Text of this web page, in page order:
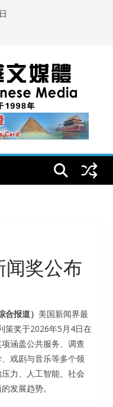
虫” 引发新闻与科技界激
声明
：加拿大茶艺师邓岚月
奖公布
报道） 美国新闻界最
奖于2026年5月4日在
涵盖公共服务、调查
戏剧与音乐等多个领
力、人工智能、社会
发展趋势。